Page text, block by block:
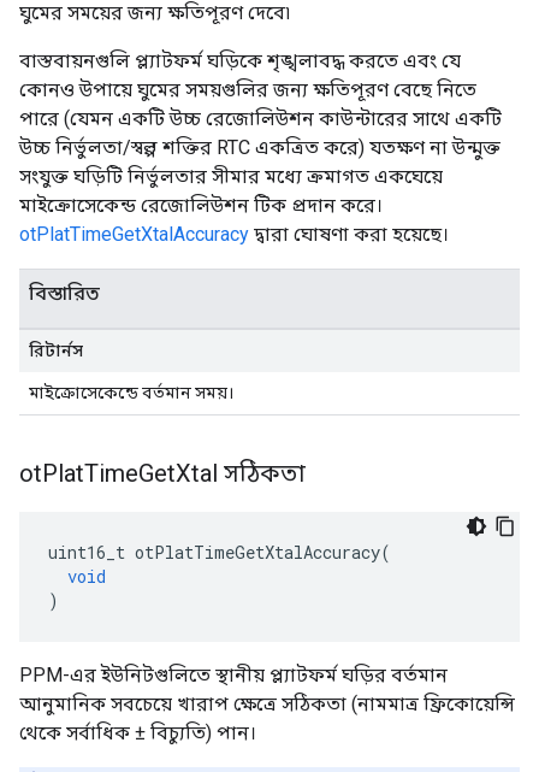
ঘুমের সময়ের জন্য ক্ষতিপূরণ দেবে৷
বাস্তবায়নগুলি প্ল্যাটফর্ম ঘড়িকে শৃঙ্খলাবদ্ধ করতে এবং যে
কোনও উপায়ে ঘুমের সময়গুলির জন্য ক্ষতিপূরণ বেছে নিতে
পারে (যেমন একটি উচ্চ রেজোলিউশন কাউন্টারের সাথে একটি
উচ্চ নির্ভুলতা/স্বল্প শক্তির RTC একত্রিত করে) যতক্ষণ না উন্মুক্ত
সংযুক্ত ঘড়িটি নির্ভুলতার সীমার মধ্যে ক্রমাগত একঘেয়ে
মাইক্রোসেকেন্ড রেজোলিউশন টিক প্রদান করে।
otPlatTimeGetXtalAccuracy দ্বারা ঘোষণা করা হয়েছে।
বিস্তারিত
রিটার্নস
মাইক্রোসেকেন্ডে বর্তমান সময়।
otPlatTimeGetXtal সঠিকতা
uint16_t otPlatTimeGetXtalAccuracy(
void
)
PPM-এর ইউনিটগুলিতে স্থানীয় প্ল্যাটফর্ম ঘড়ির বর্তমান
আনুমানিক সবচেয়ে খারাপ ক্ষেত্রে সঠিকতা (নামমাত্র ফ্রিকোয়েন্সি
থেকে সর্বাধিক ± বিচ্যুতি) পান।